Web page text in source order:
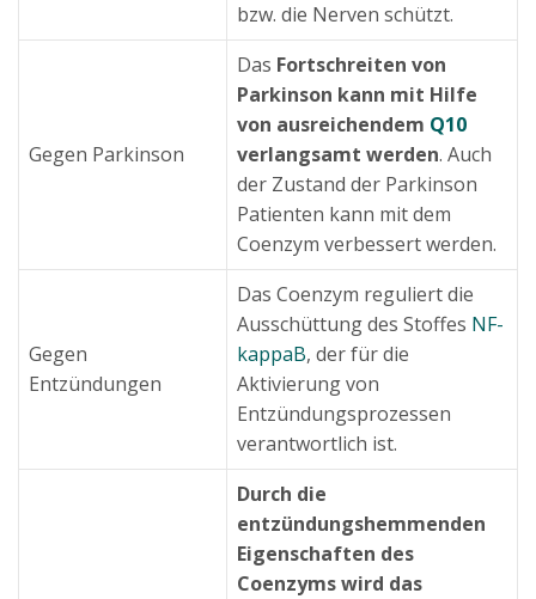
bzw. die Nerven schützt.
Gegen Parkinson
Das Fortschreiten von
Parkinson kann mit Hilfe
von ausreichendem Q10
verlangsamt werden. Auch
der Zustand der Parkinson
Patienten kann mit dem
Coenzym verbessert werden.
Gegen
Entzündungen
Das Coenzym reguliert die
Ausschüttung des Stoffes NF-
kappaB, der für die
Aktivierung von
Entzündungsprozessen
verantwortlich ist.
Durch die
entzündungshemmenden
Eigenschaften des
Coenzyms wird das